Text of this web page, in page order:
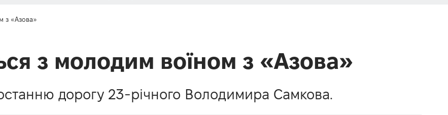
з «Азова»
з молодим воїном з «Азова»
дорогу 23-річного Володимира Самкова.